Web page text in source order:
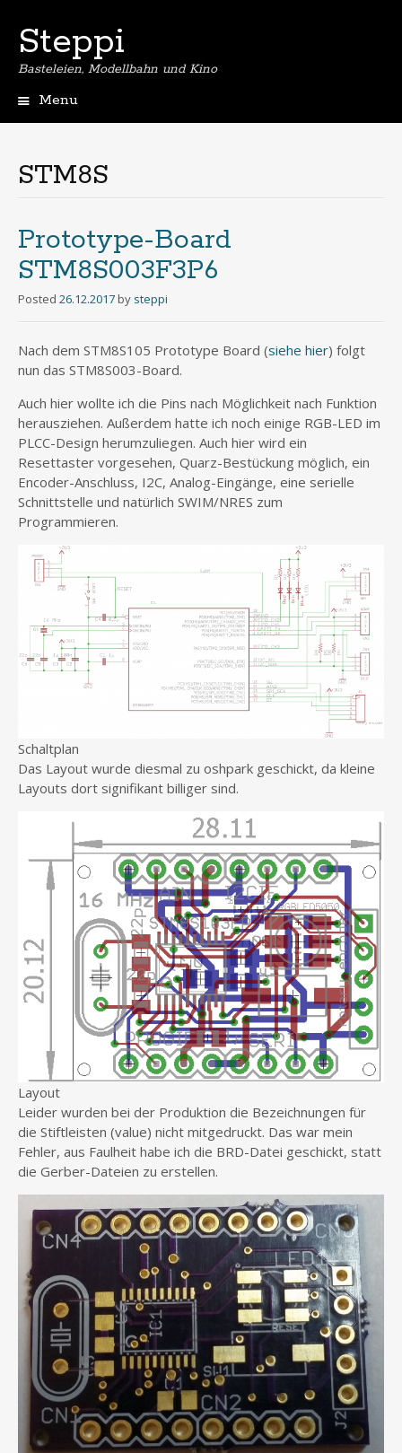
Steppi
Basteleien, Modellbahn und Kino
Menu
STM8S
Prototype-Board
STM8S003F3P6
Posted 26.12.2017 by steppi
Nach dem STM8S105 Prototype Board (siehe hier) folgt
nun das STM8S003-Board.
Auch hier wollte ich die Pins nach Möglichkeit nach Funktion
herausziehen. Außerdem hatte ich noch einige RGB-LED im
PLCC-Design herumzuliegen. Auch hier wird ein
Resettaster vorgesehen, Quarz-Bestückung möglich, ein
Encoder-Anschluss, I2C, Analog-Eingänge, eine serielle
Schnittstelle und natürlich SWIM/NRES zum
Programmieren.
Schaltplan
Das Layout wurde diesmal zu oshpark geschickt, da kleine
Layouts dort signifikant billiger sind.
Layout
Leider wurden bei der Produktion die Bezeichnungen für
die Stiftleisten (value) nicht mitgedruckt. Das war mein
Fehler, aus Faulheit habe ich die BRD-Datei geschickt, statt
die Gerber-Dateien zu erstellen.